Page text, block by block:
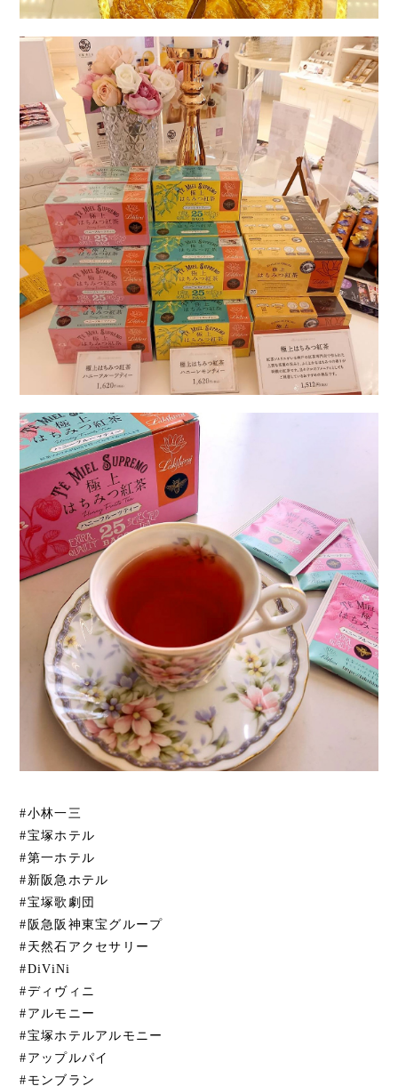
#小林一三
#宝塚ホテル
#第一ホテル
#新阪急ホテル
#宝塚歌劇団
#阪急阪神東宝グループ
#天然石アクセサリー
#DiViNi
#ディヴィニ
#アルモニー
#宝塚ホテルアルモニー
#アップルパイ
#モンブラン